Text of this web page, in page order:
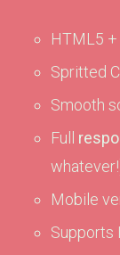
HTML5 +
Spritted
Smooth
Full
Mobile
Supports